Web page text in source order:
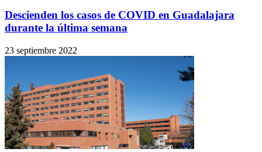
Descienden los casos de COVID en Guadalajara
durante la última semana
23 septiembre 2022